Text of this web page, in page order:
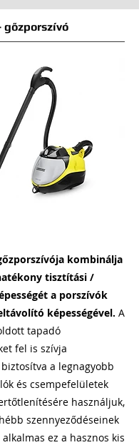
gőzporszívó
kombinálja
tisztítási /
a porszívók
képességével. A
tapadó
fel is szívja
a legnagyobb
és csempefelületek
használjuk,
szennyeződéseinek
ez a hasznos kis